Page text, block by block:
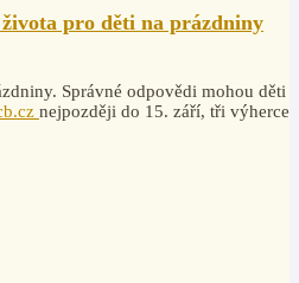
pro děti na prázdniny
Správné odpovědi mohou děti
nejpozději do 15. září, tři výherce